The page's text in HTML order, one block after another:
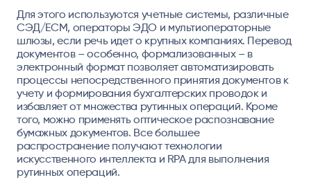
Для этого используются учетные системы, различные
СЭД/ECM, операторы ЭДО и мультиоператорные
шлюзы, если речь идет о крупных компаниях. Перевод
документов – особенно, формализованных – в
электронный формат позволяет автоматизировать
процессы непосредственного принятия документов к
учету и формирования бухгалтерских проводок и
избавляет от множества рутинных операций. Кроме
того, можно применять оптическое распознавание
бумажных документов. Все большее
распространение получают технологии
искусственного интеллекта и RPA для выполнения
рутинных операций.